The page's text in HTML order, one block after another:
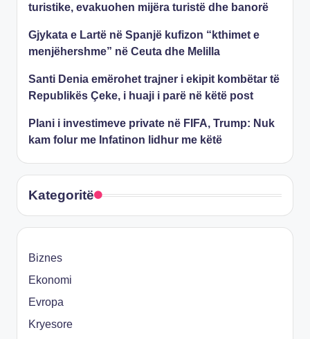
turistike, evakuohen mijëra turistë dhe banorë
Gjykata e Lartë në Spanjë kufizon “kthimet e
menjëhershme” në Ceuta dhe Melilla
Santi Denia emërohet trajner i ekipit kombëtar të
Republikës Çeke, i huaji i parë në këtë post
Plani i investimeve private në FIFA, Trump: Nuk
kam folur me Infatinon lidhur me këtë
Kategoritë
Biznes
Ekonomi
Evropa
Kryesore